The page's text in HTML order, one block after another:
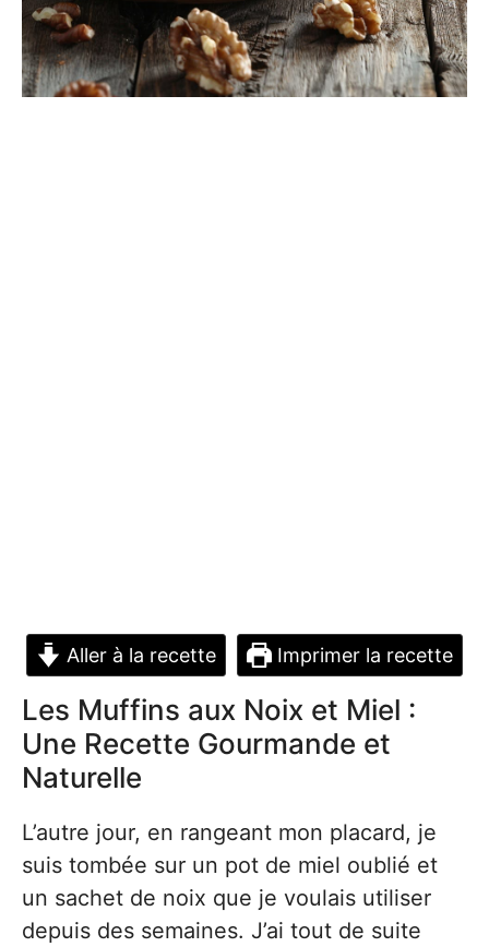
Aller à la recette Imprimer la recette
Les Muffins aux Noix et Miel :
Une Recette Gourmande et
Naturelle
L’autre jour, en rangeant mon placard, je
suis tombée sur un pot de miel oublié et
un sachet de noix que je voulais utiliser
depuis des semaines. J’ai tout de suite